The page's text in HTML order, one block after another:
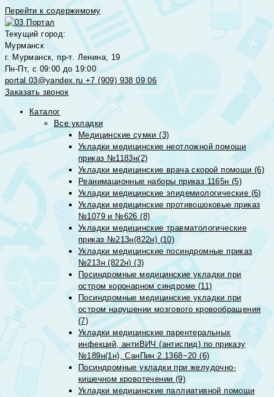
Перейти к содержимому
Текущий город:
Мурманск
г. Мурманск, пр-т. Ленина, 19
Пн-Пт, с 09:00 до 19:00
portal.03@yandex.ru +7 (909) 938 09 06
Заказать звонок
Каталог
Все укладки
Медицинские сумки (3)
Укладки медицинские неотложной помощи
приказ №1183н(2)
Укладки медицинские врача скорой помощи (6)
Реанимационные наборы приказ 1165н (5)
Укладки медицинские эпидемиологические (6)
Укладки медицинские противошоковые приказ
№1079 и №626 (8)
Укладки медицинские травматологические
приказ №213н(822н) (10)
Укладки медицинские посиндромные приказ
№213н (822н) (3)
Посиндромные медицинские укладки при
остром коронарном синдроме (11)
Посиндромные медицинские укладки при
остром нарушении мозгового кровообращения
(7)
Укладки медицинские парентеральных
инфекций, антиВИЧ (антиспид) по приказу
№189н(1н), СанПин 2.1368−20 (6)
Посиндромные укладки при желудочно-
кишечном кровотечении (9)
Укладки медицинские паллиативной помощи